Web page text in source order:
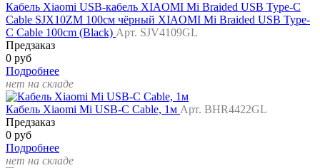
Кабель Xiaomi USB-кабель XIAOMI Mi Braided USB Type-C
Cable SJX10ZM 100см чёрный XIAOMI Mi Braided USB Type-
C Cable 100cm (Black) Арт. SJV4109GL
Предзаказ
0 руб
Подробнее
нет на складе
Кабель Xiaomi Mi USB-C Cable, 1м Арт. BHR4422GL
Предзаказ
0 руб
Подробнее
нет на складе